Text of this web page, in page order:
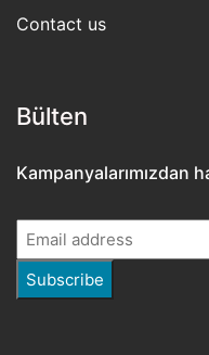
Contact us
Bülten​
Kampanyalarımızdan